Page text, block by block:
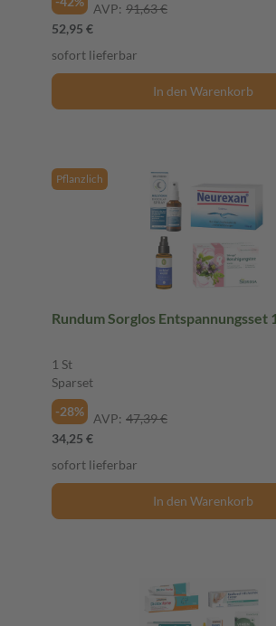
AVP: 91,63 €
52,95 €
sofort lieferbar
In den Warenkorb
Pflanzlich
Rundum Sorglos Entspannungsset
1 St
Sparset
-28%
AVP: 47,39 €
34,25 €
sofort lieferbar
In den Warenkorb